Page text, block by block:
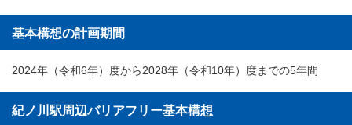
基本構想の計画期間
2024年（令和6年）度から2028年（令和10年）度までの5年間
紀ノ川駅周辺バリアフリー基本構想